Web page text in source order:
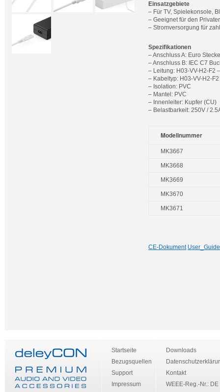
Einsatzgebiete
– Für TV, Spielekonsole,
– Geeignet für den
– Stromversorgung für
Spezifikationen
– Anschluss A: Euro
– Anschluss B: IEC C7
– Leitung: H03-VV-H2-F2
– Kabeltyp: H03-VV-H2-F2
– Isolation: PVC
– Mantel: PVC
– Innenleiter: Kupfer (CU)
– Belastbarkeit: 250V /
Modellnummer
MK3667
MK3668
MK3669
MK3670
MK3671
CE-Dokument User_Guide
Startseite
Bezugsquellen
Support
Impressum
Downloads
Kontakt
WEEE-Reg.-Nr.: